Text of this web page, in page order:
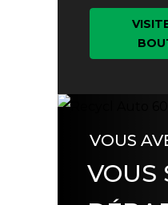
VOUS
VOUS